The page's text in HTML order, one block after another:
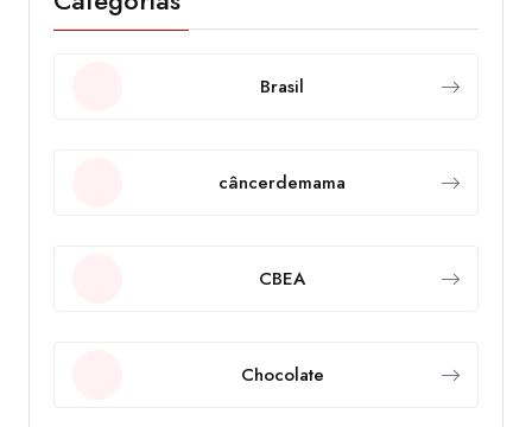
Brasil
câncerdemama
CBEA
Chocolate